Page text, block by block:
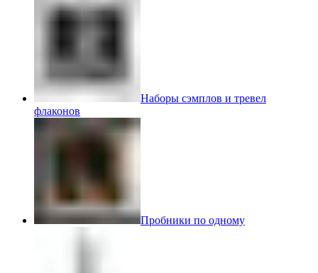
Наборы сэмплов и тревел
флаконов
Пробники по одному